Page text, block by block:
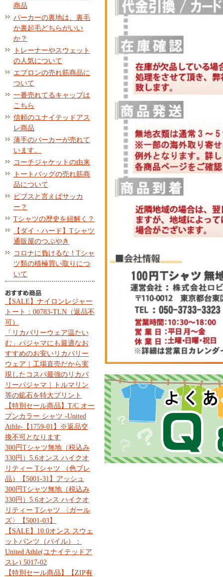
商品
パーカーの裏地は、裏毛
か裏起毛どちらがいい
か？
トレーナーやスウェット
の人気について
エプロンの売れ筋商品に
ついて
一番売れてるキャップは
こちら
信頼のユナイテッドアス
レ商品
薄手のパーカーが売れて
います。
コーチジャケットの由来
トートバッグの売れ筋商
品について
ビブスと言えばサッカ
ー？
Tシャツの歴史を紐解く？
【ダイ・ハード】Tシャツ
通販屋のつぶやき
コロナに負けるな！Tシャ
ツ類の積極買い取りにつ
いて
【SALE】ナイロンレジャー
トート：00783-TLN（返品不
可）
「リカバリーウェア温たい
む」パジャマにも最適なお
すすめのお安いリカバリー
ウェア｜工場直売だから実
現したコスパ最強のリカバ
リーパジャマ｜トルマリン
等の鉱石を特大プリント
【特別セール商品】T/C オー
プンカラー シャツ -United
Athle-【1759-01】※返品交
換不可となります
300円Tシャツ無地（税込み
330円）5.6オンス ハイクオ
リティー Tシャツ （色ブレ
品）【5001-31】アッシュ
300円Tシャツ無地（税込み
330円）5.6オンス ハイクオ
リティー Tシャツ 〈ガール
ズ〉【5001-03】
【SALE】10.0オンス スウェ
ットパンツ（パイル）：
United Athle(ユナイテッドア
スレ) 5017-02
【特別セール商品】【ZIP有